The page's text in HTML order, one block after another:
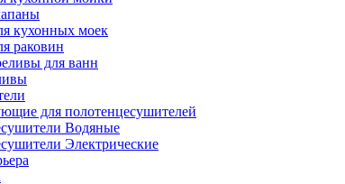
кухонных моек
раковин
для ванн
для полотенцесушителей
Водяные
Электрические